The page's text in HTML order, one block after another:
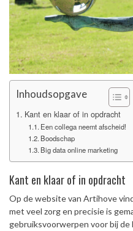
Inhoudsopgave
Kant en klaar of in opdracht
Een collega neemt afscheid!
Boodschap
Big data online marketing
Kant en klaar of in opdracht
Op de website van Artihove
met veel zorg en precisie is
gebruiksvoorwerpen voor bij de